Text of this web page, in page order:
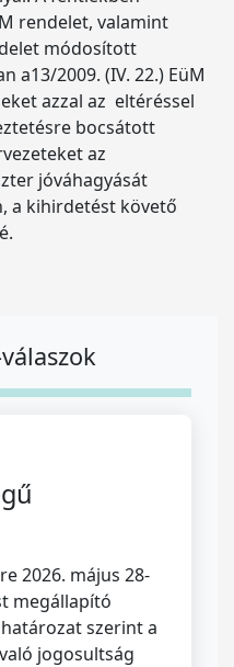
rendelet, valamint
módosított
a13/2009. (IV. 22.) EüM
azzal az eltéréssel
bocsátott
az
jóváhagyását
a kihirdetést követő
2026. május 28-
megállapító
szerint a
jogosultság